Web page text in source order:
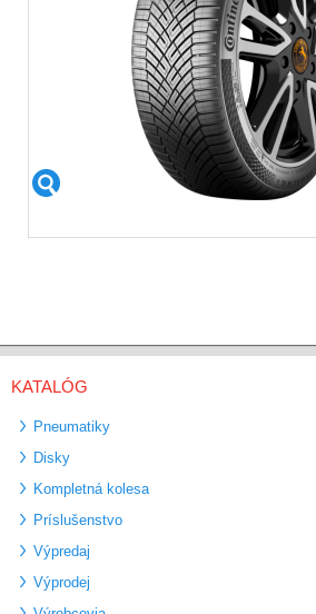
KATALÓG
Pneumatiky
Disky
Kompletná kolesa
Príslušenstvo
Výpredaj
Výprodej